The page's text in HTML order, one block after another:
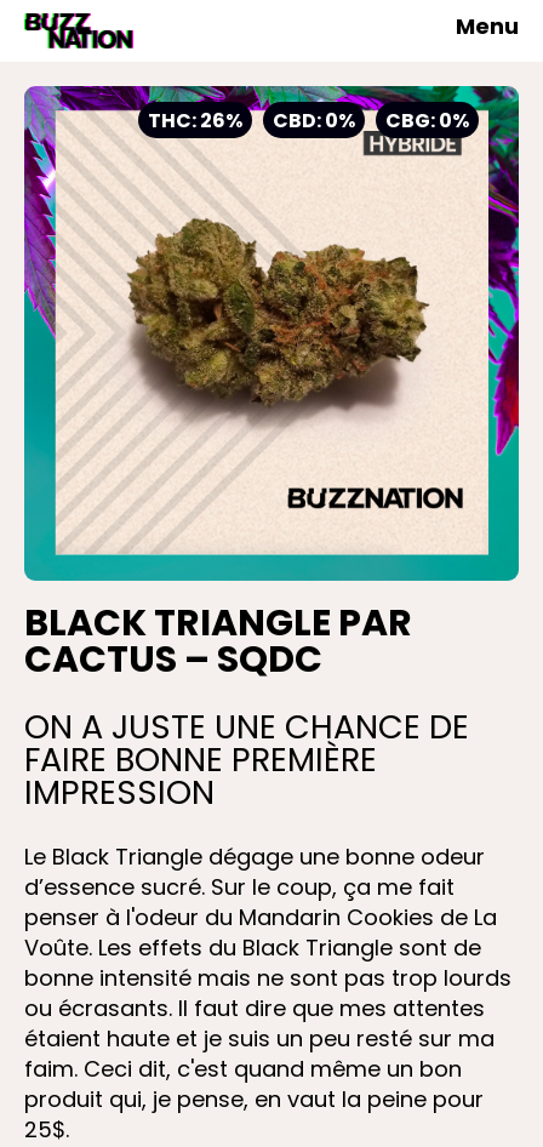
Menu
THC: 26% CBD: 0% CBG: 0%
BLACK TRIANGLE PAR
CACTUS – SQDC
ON A JUSTE UNE CHANCE DE
FAIRE BONNE PREMIÈRE
IMPRESSION
Le Black Triangle dégage une bonne odeur
d’essence sucré. Sur le coup, ça me fait
penser à l'odeur du Mandarin Cookies de La
Voûte. Les effets du Black Triangle sont de
bonne intensité mais ne sont pas trop lourds
ou écrasants. Il faut dire que mes attentes
étaient haute et je suis un peu resté sur ma
faim. Ceci dit, c'est quand même un bon
produit qui, je pense, en vaut la peine pour
25$.